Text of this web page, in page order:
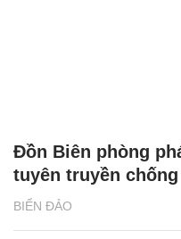
BIỂN ĐẢO
Đồn Biên phòng
tuyên truyền